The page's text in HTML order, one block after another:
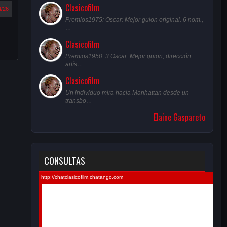
26 Clasicofilm
Premios1975: Oscar: Mejor guion original. 6 nom.,
Clasicofilm
Premios1950: 3 Oscar: Mejor guion, dirección
artís…
Clasicofilm
Un individuo mira hacia Manhattan desde un
transbo…
Elaine Gaspareto
CONSULTAS